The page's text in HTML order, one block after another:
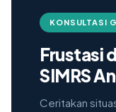
KONSULTASI
Frustasi
SIMRS
Ceritakan